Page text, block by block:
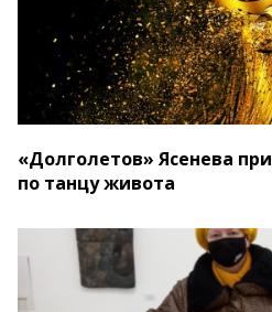
«Долголетов» Ясенева
по танцу живота